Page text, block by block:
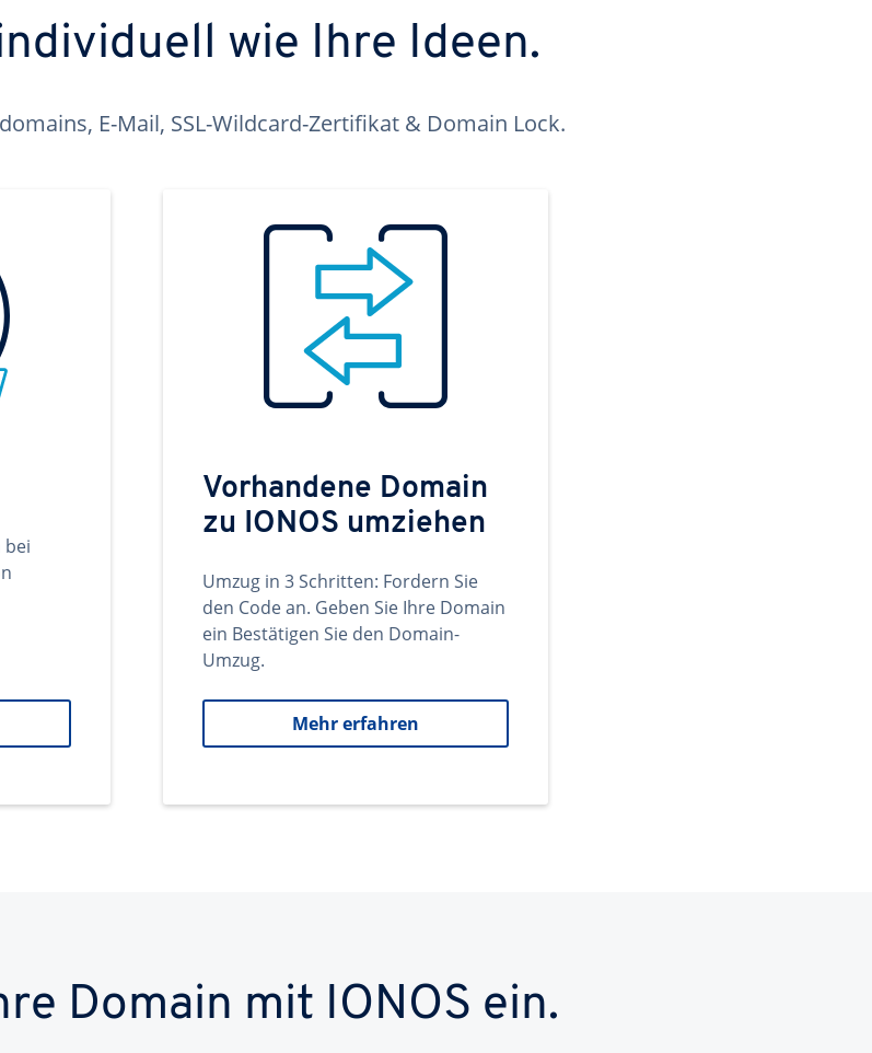
wie Ihre Ideen.
E-Mail, SSL-Wildcard-Zertifikat & Domain Lock.
bei
Vorhandene Domain
zu IONOS umziehen
Umzug in 3 Schritten: Fordern Sie
den Code an. Geben Sie Ihre Domain
ein Bestätigen Sie den Domain-
Umzug.
Mehr erfahren
Domain mit IONOS ein.